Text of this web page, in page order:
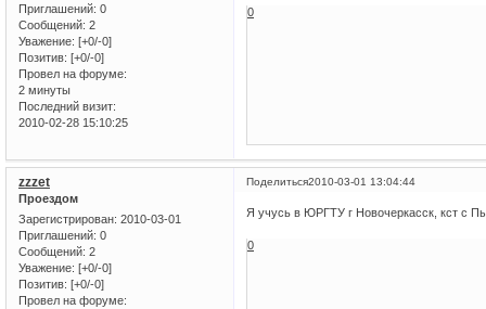
Приглашений: 0
Сообщений: 2
Уважение: [+0/-0]
Позитив: [+0/-0]
Провел на форуме:
2 минуты
Последний визит:
2010-02-28 15:10:25
0
Поделиться2010-03-01 13:04:44
zzzet
Проездом
Зарегистрирован: 2010-03-01
Приглашений: 0
Сообщений: 2
Уважение: [+0/-0]
Позитив: [+0/-0]
Провел на форуме:
Я учусь в ЮРГТУ г Новочеркасск, кст с
0